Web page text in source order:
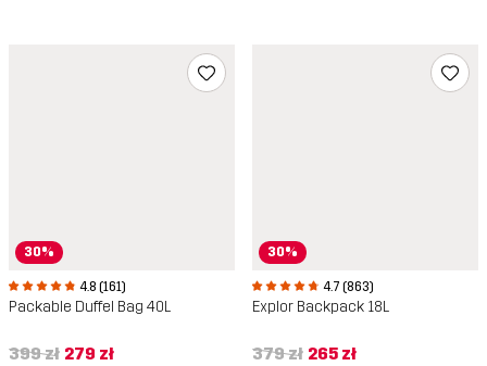
30%
4.8 (161)
Packable Duffel Bag 40L
399 zł 279 zł
30%
4.7 (863)
Explor Backpack 18L
379 zł 265 zł